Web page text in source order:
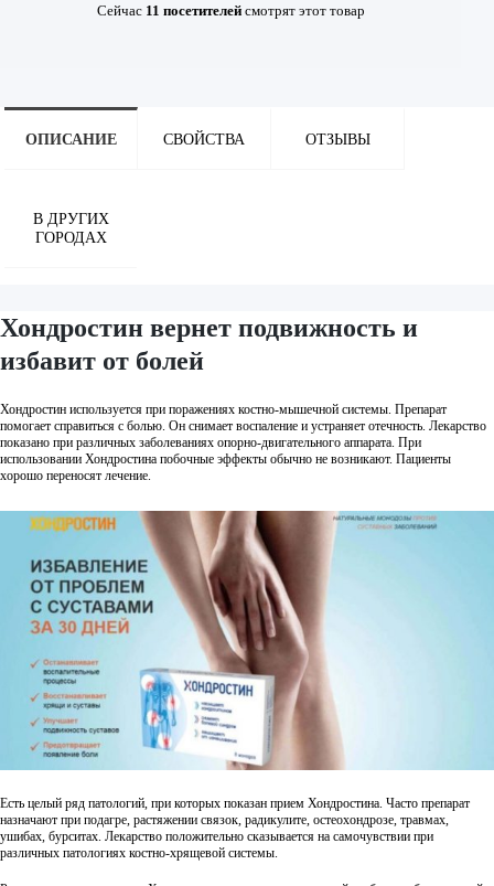
Сейчас 11 посетителей смотрятэтот товар
ОПИСАНИЕ СВОЙСТВА ОТЗЫВЫ
В ДРУГИХ
ГОРОДАХ
Хондростин вернет подвижность и
избавит от болей
Хондростин используется при поражениях костно-мышечной системы. Препарат
помогает справиться с болью. Он снимает воспаление и устраняет отечность. Лекарство
показано при различных заболеваниях опорно-двигательного аппарата. При
использовании Хондростина побочные эффекты обычно не возникают. Пациенты
хорошо переносят лечение.
Есть целый ряд патологий, при которых показан прием Хондростина. Часто препарат
назначают при подагре, растяжении связок, радикулите, остеохондрозе, травмах,
ушибах, бурситах. Лекарство положительно сказывается на самочувствии при
различных патологиях костно-хрящевой системы.